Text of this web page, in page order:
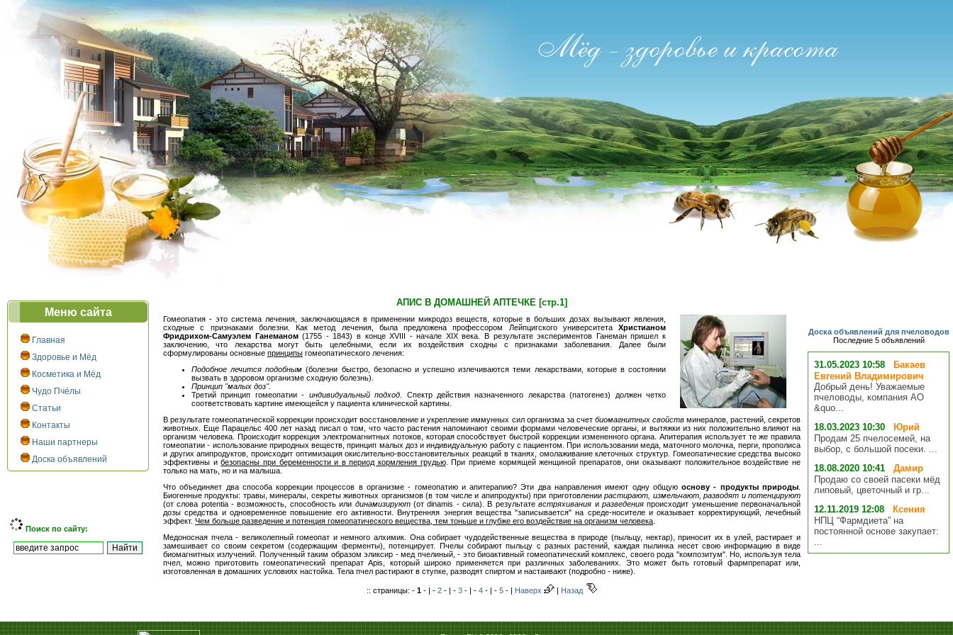
Меню сайта
Главная
Здоровье и Мёд
Косметика и Мёд
Чудо Пчёлы
Статьи
Контакты
Наши партнеры
Доска объявлений
Поиск по сайту:
АПИС В ДОМАШНЕЙ АПТЕЧКЕ [стр.1]
Гомеопатия - это система лечения, заключающаяся в применении микродоз веществ, которые в больших дозах вызывают явления,
сходные с признаками болезни. Как метод лечения, была предложена профессором Лейпцигского университета Христианом
Фридрихом-Самуэлем Ганеманом(1755 - 1843) в конце XVIII - начале XIX века. В результате экспериментов Ганеман пришел к
заключению, что лекарства могут быть целебными, если их воздействия сходны с признаками заболевания. Далее были
сформулированы основные принципы гомеопатического лечения:
Подобное лечится подобным (болезни быстро, безопасно и успешно излечиваются теми лекарствами, которые в состоянии
вызвать в здоровом организме сходную болезнь).
Принцип "малых доз".
Третий принцип гомеопатии - индивидуальный подход . Спектр действия назначенного лекарства (патогенез) должен четко
соответствовать картине имеющейся у пациента клинической картины.
В результате гомеопатической коррекции происходит восстановление и укрепление иммунных сил организма за счет биомагнитных свойствминералов, растений, секретов
животных. Еще Парацельс 400 лет назад писал о том, что часто растения напоминают своими формами человеческие органы, и вытяжки из них положительно влияют на
организм человека. Происходит коррекция электромагнитных потоков, которая способствует быстрой коррекции измененного органа. Апитерапия использует те же правила
гомеопатии - использование природных веществ, принцип малых доз и индивидуальную работу с пациентом. При использовании меда, маточного молочка, перги, прополиса
и других апипродуктов, происходит оптимизация окислительно-восстановительных реакций в тканях, омолаживание клеточных структур. Гомеопатические средства высоко
эффективны ибезопасны при беременности и в период кормления грудью. При приеме кормящей женщиной препаратов, они оказывают положительное воздействие не
только на мать, но и на малыша.
Что объединяет два способа коррекции процессов в организме - гомеопатию и апитерапию? Эти два направления имеют одну общуюоснову - продукты природы
Биогенные продукты: травы, минералы, секреты животных организмов (в том числе и апипродукты) при приготовлениирастирают, измельчают, разводят и потенцируют
(от слова potentia - возможность, способность или динамизируют(от dinamis - сила). В результатевстряхивания и разведенияпроисходит уменьшение первоначальной
дозы средства и одновременное повышение его активности. Внутренняя энергия вещества "записывается" на среде-носителе и оказывает корректирующий, лечебный
эффект. Чем больше разведение и потенция гомеопатического вещества, тем тоньше и глубже его воздействие на организм человека
Медоносная пчела - великолепный гомеопат и немного алхимик. Она собирает чудодейственные вещества в природе (пыльцу, нектар), приносит их в улей, растирает и
замешивает со своим секретом (содержащим ферменты), потенцирует. Пчелы собирают пыльцу с разных растений, каждая пылинка несет свою информацию в виде
биомагнитных излучений. Полученный таким образом эликсир - мед пчелиный, - это биоактивный гомеопатический комплекс, своего рода "композитум". Но, используя тела
пчел, можно приготовить гомеопатический препарат Apis, который широко применяется при различных заболеваниях. Это может быть готовый фармпрепарат или,
изготовленная в домашних условиях настойка. Тела пчел растирают в ступке, разводят спиртом и настаивают (подробно - ниже).
:: страницы: - 1 - | - 2 - | - 3 - | - 4 - | - 5 - | Наверх | Назад
Доска объявлений для пчеловодов
Последние 5 объявлений
31.05.2023 10:58
Бакаев
Евгений Владимирович
Добрый день! Уважаемые
пчеловоды, компания АО
&quo...
18.03.2023 10:30
Юрий
Продам 25 пчелосемей, на
выбор, с большой посеки. ...
18.08.2020 10:41
Дамир
Продаю со своей пасеки мёд
липовый, цветочный и гр...
12.11.2019 12:08
Ксения
НПЦ “Фармдиета” на
постоянной основе закупает:
...